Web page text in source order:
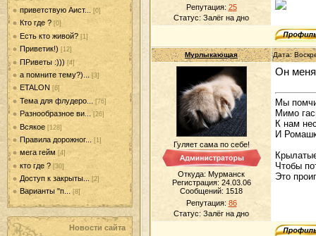
приветствую Аист... [0]
Кто где ? [0]
Есть кто живой? [1]
Приветик!) [12]
ПРиветы :))) [4]
а помните тему?)... [3]
ETALON [6]
Тема для флудеро... [76]
Разнообразное ви... [26]
Всякое [128]
Правила дорожног... [1]
мега гейм [4]
кто где ? [30]
Доступ к закрыты... [2]
Варианты "п... [8]
Новости сайта
Репутация: 25
Статус: Залёг на дно
Мурлыкающая Дата:
Гуляет сама по себе!
Откуда: Мурманск
Регистрация: 24.03.06
Сообщений: 1518
Репутация: 86
Статус: Залёг на дно
Он
Мы
Мимо
К нам
И
Чтобы
Это